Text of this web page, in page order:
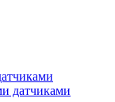
датчиками